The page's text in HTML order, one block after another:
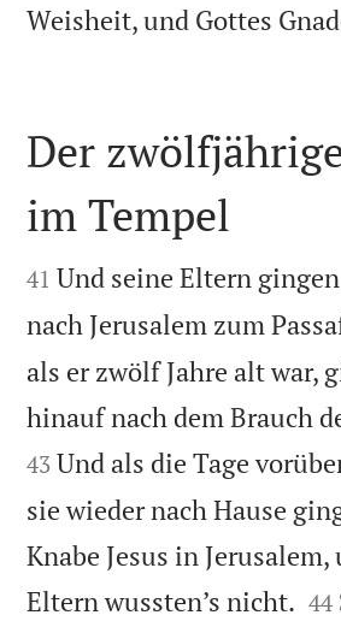
Weisheit, und Gottes

Der
im Tempel

41 Und seine Eltern
nach Jerusalem zum
als er zwölf Jahre alt war,
hinauf nach dem Brauch
43 Und als die Tage
sie wieder nach Hause
Knabe Jesus in Jerusalem,
Eltern wussten’s nicht. 

44